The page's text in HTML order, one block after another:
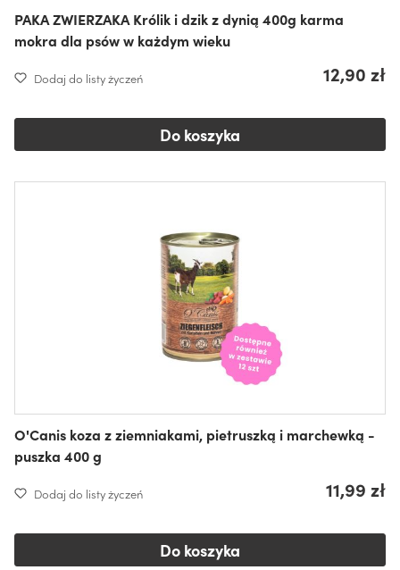
PAKA ZWIERZAKA Królik i dzik z dynią 400g karma
mokra dla psów w każdym wieku
Dodaj do listy życzeń 12,90 zł
Do koszyka
O'Canis koza z ziemniakami, pietruszką i marchewką -
puszka 400 g
Dodaj do listy życzeń 11,99 zł
Do koszyka